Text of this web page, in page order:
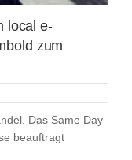
local e-
zum
Das Same Day
beauftragt